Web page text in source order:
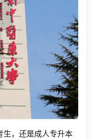
生，还是成人专升本